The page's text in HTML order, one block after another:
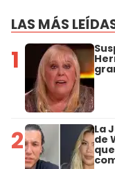
LAS MÁS
1
2 La
de